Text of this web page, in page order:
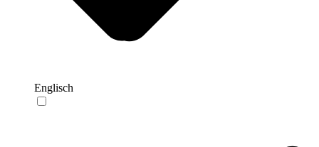
Englisch